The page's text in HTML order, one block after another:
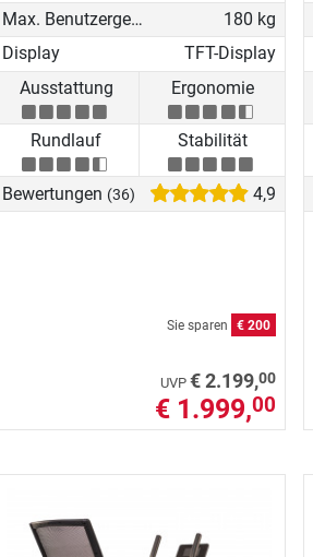
Max. Benutzergewicht
180 kg
Display
TFT-Display
Ausstattung
Ergonomie
Rundlauf Stabilität
Bewertungen (36) 4,9
Sie sparen € 200
UVP € 2.199,00
€ 1.999,00